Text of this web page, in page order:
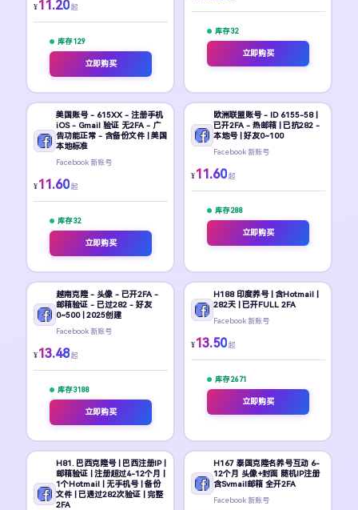
¥11.20 起
库存 129
立即购买
库存 32
立即购买
美国账号 - 615XX - 注册手机
iOS - Gmail 验证 无2FA - 广
告功能正常 - 含备份文件 | 美国
本地标准
Facebook 新账号
¥11.60 起
库存 32
立即购买
欧洲联盟账号 - ID 6155-58 |
已开2FA - 热邮箱 | 已抗282 -
本地号 | 好友0~100
Facebook 新账号
¥11.60 起
库存 288
立即购买
越南克隆 - 头像 - 已开2FA -
邮箱验证 - 已过282 - 好友
0~500 | 2025创建
Facebook 新账号
¥13.48 起
库存 3188
立即购买
H188 印度养号 | 含Hotmail |
282天 | 已开FULL 2FA
Facebook 新账号
¥13.50 起
库存 2671
立即购买
H81. 巴西克隆号 | 巴西注册IP |
邮箱验证 | 注册超过4-12个月 |
1个Hotmail | 无手机号 | 备份
文件 | 已通过282次验证 | 完整
2FA
H167 泰国克隆名养号互动 6-
12个月 头像+封面 随机IP注册
含Svmail邮箱 全开2FA
Facebook 新账号